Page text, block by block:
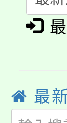
程
「
場
8/
局
8
開!
最
最